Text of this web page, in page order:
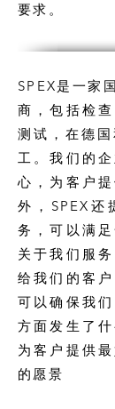
要求。
SPEX是一家
商，包括检
测试，在德
工。我们的
心，为客户
外，SPEX
务，可以满
关于我们服
给我们的客
可以确保我
方面发生了
为客户提供
的愿景